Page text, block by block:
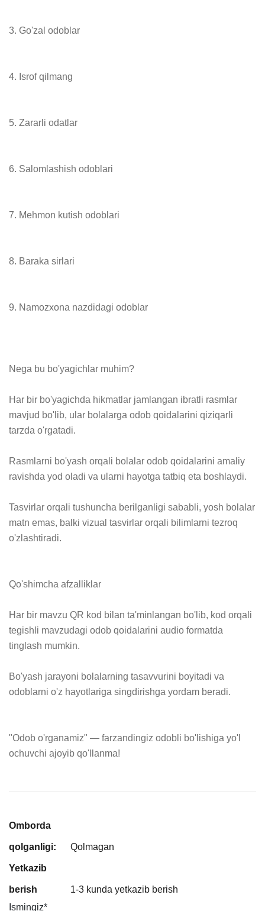
3. Go'zal odoblar
4. Isrof qilmang
5. Zararli odatlar
6. Salomlashish odoblari
7. Mehmon kutish odoblari
8. Baraka sirlari
9. Namozxona nazdidagi odoblar
Nega bu bo'yagichlar muhim?
Har bir bo'yagichda hikmatlar jamlangan ibratli rasmlar
mavjud bo'lib, ular bolalarga odob qoidalarini qiziqarli
tarzda o'rgatadi.
Rasmlarni bo'yash orqali bolalar odob qoidalarini amaliy
ravishda yod oladi va ularni hayotga tatbiq eta boshlaydi.
Tasvirlar orqali tushuncha berilganligi sababli, yosh bolalar
matn emas, balki vizual tasvirlar orqali bilimlarni tezroq
o'zlashtiradi.
Qo'shimcha afzalliklar
Har bir mavzu QR kod bilan ta'minlangan bo'lib, kod orqali
tegishli mavzudagi odob qoidalarini audio formatda
tinglash mumkin.
Bo'yash jarayoni bolalarning tasavvurini boyitadi va
odoblarni o'z hayotlariga singdirishga yordam beradi.
"Odob o'rganamiz" — farzandingiz odobli bo'lishiga yo'l
ochuvchi ajoyib qo'llanma!
Omborda
qolganligi: Qolmagan
Yetkazib
berish
1-3 kunda yetkazib berish
Ismingiz*